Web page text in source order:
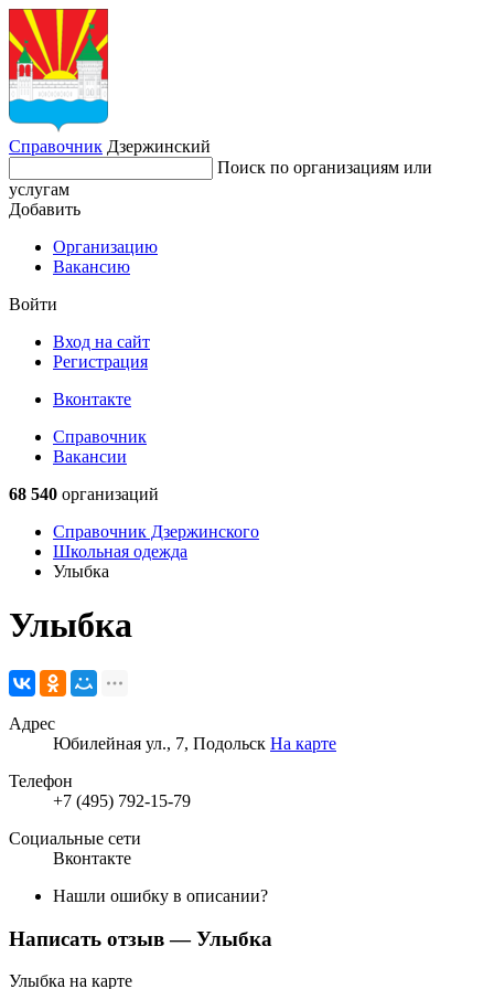
Справочник Дзержинский
Поиск по организациям или
услугам
Добавить
Организацию
Вакансию
Войти
Вход на сайт
Регистрация
Вконтакте
Справочник
Вакансии
68 540 организаций
Справочник Дзержинского
Школьная одежда
Улыбка
Улыбка
Адрес
Юбилейная ул., 7, Подольск На карте
Телефон
+7 (495) 792-15-79
Социальные сети
Вконтакте
Нашли ошибку в описании?
Написать отзыв— Улыбка
Улыбка на карте